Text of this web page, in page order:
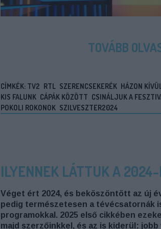
TOVÁBB
CÍMKÉK: TV2 RTL SZERENCSEKERÉK HÁZON
KIS FALUNK CÁPÁK KÖZÖTT CSINÁLJUK A
POKOLI ROKONOK SZILVESZTER2024
ILYENNEK LÁTTUK A
Véget ért 2024, és beköszöntött az új
pedig természetesen a tévécsatornák
programokkal. 2025 első cikkében
majd szerzőinkkel, és az is kiderül: